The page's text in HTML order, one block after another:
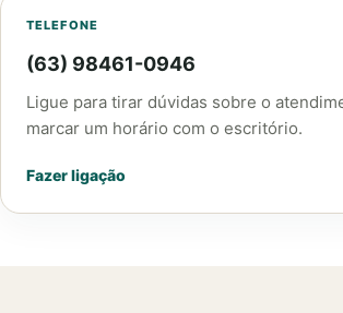
TELEFONE
(63) 98461-0946
Ligue para tirar dúvidas sobre o
marcar um horário com o escritório.
Fazer ligação